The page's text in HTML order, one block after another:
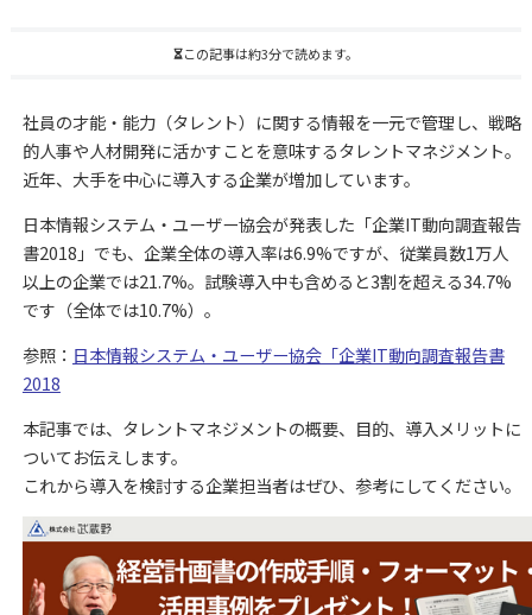
この記事は約3分で読めます。
社員の才能・能力（タレント）に関する情報を一元で管理し、戦略
的人事や人材開発に活かすことを意味するタレントマネジメント。
近年、大手を中心に導入する企業が増加しています。
日本情報システム・ユーザー協会が発表した「企業IT動向調査報告
書2018」でも、企業全体の導入率は6.9%ですが、従業員数1万人
以上の企業では21.7%。試験導入中も含めると3割を超える34.7%
です（全体では10.7%）。
参照： 日本情報システム・ユーザー協会「企業IT動向調査報告書
2018
本記事では、タレントマネジメントの概要、目的、導入メリットに
ついてお伝えします。
これから導入を検討する企業担当者はぜひ、参考にしてください。